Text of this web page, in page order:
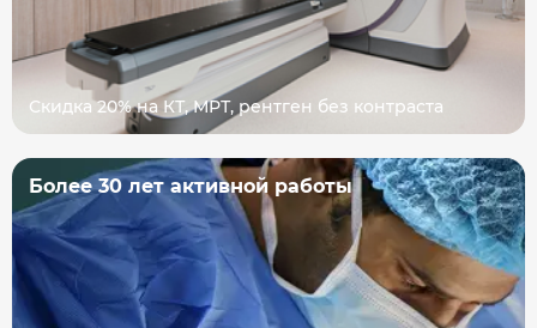
Скидка 20% на КТ, МРТ, рентген без контраста
Более 30 лет активной работы